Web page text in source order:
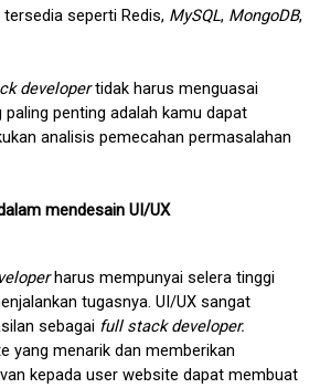
seperti Redis, MySQL, MongoDB
developer tidak harus menguasai
penting adalah kamu dapat
analisis pemecahan permasalahan
mendesain UI/UX
harus mempunyai selera tinggi
tugasnya. UI/UX sangat
sebagai
yang menarik dan memberikan
kepada user website dapat membuat